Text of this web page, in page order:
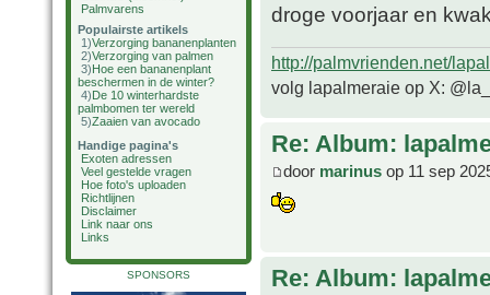
Palmvarens
Populairste artikels
1)Verzorging bananenplanten
2)Verzorging van palmen
3)Hoe een bananenplant
beschermen in de winter?
4)De 10 winterhardste
palmbomen ter wereld
5)Zaaien van avocado
Handige pagina's
Exoten adressen
Veel gestelde vragen
Hoe foto's uploaden
Richtlijnen
Disclaimer
Link naar ons
Links
SPONSORS
droge voorjaar en
http://palmvrienden.net/
volg lapalmeraie op X:
Re: Album:
door marinus op 11 sep
Re: Album: